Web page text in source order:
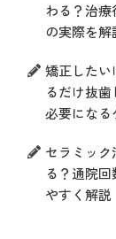
わる？治療
の実際を解
矯正した
るだけ抜
必要にな
セラミッ
る？通院
やすく解説